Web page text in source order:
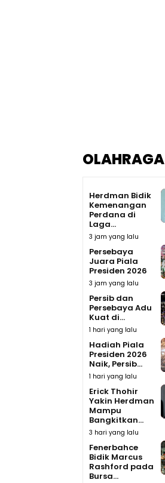
OLAHRAGA
Herdman Bidik
Kemenangan
Perdana di
Laga...
3 jam yang lalu
Persebaya
Juara Piala
Presiden 2026
3 jam yang lalu
Persib dan
Persebaya Adu
Kuat di...
1 hari yang lalu
Hadiah Piala
Presiden 2026
Naik, Persib...
1 hari yang lalu
Erick Thohir
Yakin Herdman
Mampu
Bangkitkan...
3 hari yang lalu
Fenerbahce
Bidik Marcus
Rashford pada
Bursa...